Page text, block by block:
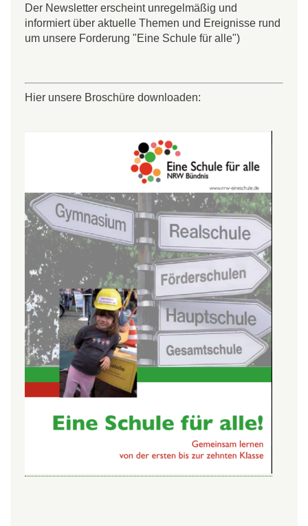
Der Newsletter erscheint unregelmäßig und
informiert über aktuelle Themen und Ereignisse rund
um unsere Forderung "Eine Schule für alle")
Hier unsere Broschüre downloaden: